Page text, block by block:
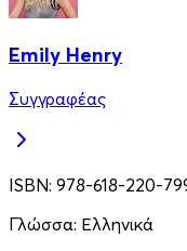
Emily Henry
Συγγραφέας
ISBN: 978-618-220-
Γλώσσα: Ελληνικά